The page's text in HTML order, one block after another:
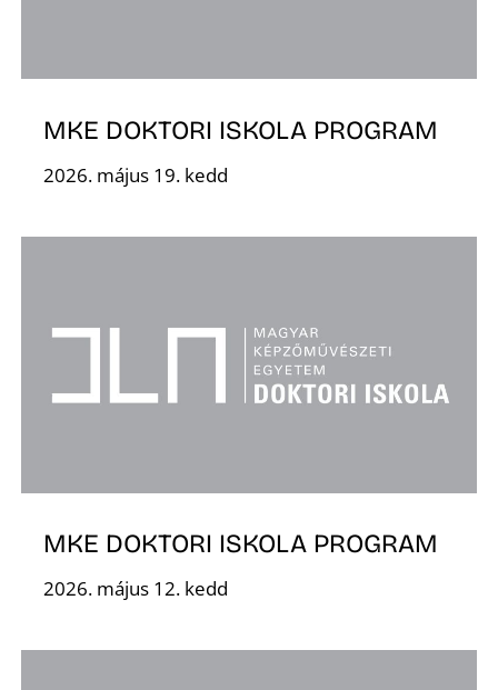
MKE DOKTORI ISKOLA PROGRAM
2026. május 19. kedd
MKE DOKTORI ISKOLA PROGRAM
2026. május 12. kedd